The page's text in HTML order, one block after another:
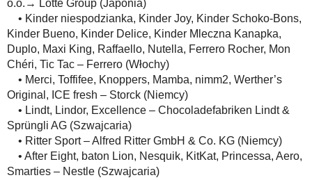
o.o.→ Lotte Group (Japonia)
• Kinder niespodzianka, Kinder Joy, Kinder Schoko-Bons,
Kinder Bueno, Kinder Delice, Kinder Mleczna Kanapka,
Duplo, Maxi King, Raffaello, Nutella, Ferrero Rocher, Mon
Chéri, Tic Tac – Ferrero (Włochy)
• Merci, Toffifee, Knoppers, Mamba, nimm2, Werther’s
Original, ICE fresh – Storck (Niemcy)
• Lindt, Lindor, Excellence – Chocoladefabriken Lindt &
Sprüngli AG (Szwajcaria)
• Ritter Sport – Alfred Ritter GmbH & Co. KG (Niemcy)
• After Eight, baton Lion, Nesquik, KitKat, Princessa, Aero,
Smarties – Nestle (Szwajcaria)